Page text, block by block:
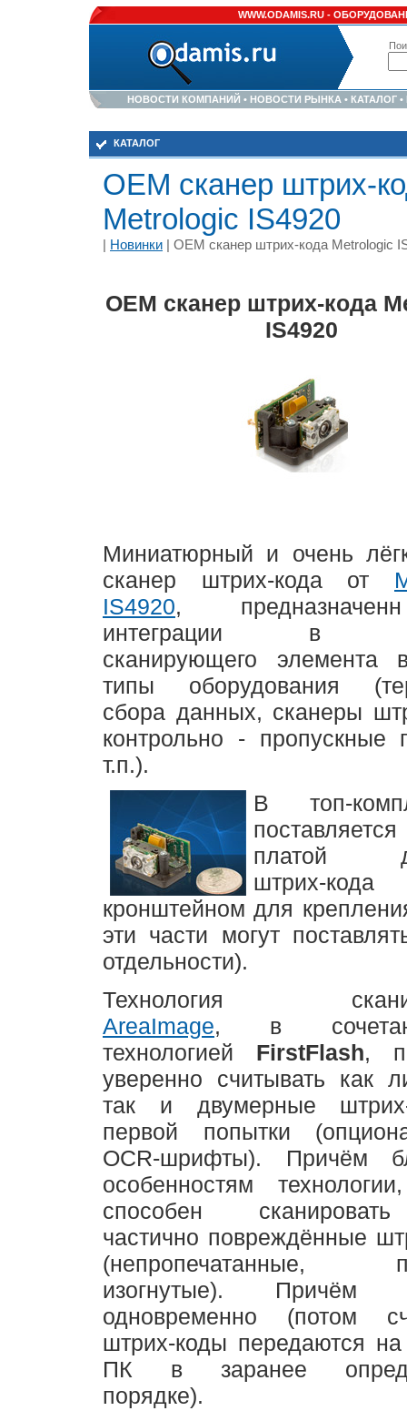
WWW.ODAMIS.RU -
НОВОСТИ КОМПАНИЙ • НОВОСТИ РЫНКА • КАТАЛОГ •
КАТАЛОГ
OEM сканер штрих-
Metrologic IS4920
| Новинки | OEM сканер штрих-кода Metrologic
OEM сканер штрих-кода
IS4920
Миниатюрный и очень
сканер штрих-кода от
IS4920,
интеграции в
сканирующего элемента
типы оборудования
сбора данных, сканеры
контрольно - пропускные
т.п.).
В топ-
платой
штрих-
кронштейном для
эти части могут
отдельности).
Технология
AreaImage, в
технологией FirstFlash,
уверенно считывать как
так и двумерные
первой попытки
OCR-шрифты). Причём
особенностям
способен
частично повреждённые
(непропечатанные,
изогнутые).
одновременно (потом
штрих-коды передаются
ПК в заранее
порядке).